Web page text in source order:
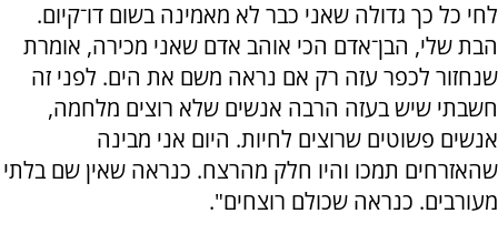
לחי כל כך גדולה שאני כבר לא מאמינה בשום דו־קיום.
הבת שלי, הבן־אדם הכי אוהב אדם שאני מכירה, אומרת
שנחזור לכפר עזה רק אם נראה משם את הים. לפני זה
חשבתי שיש בעזה הרבה אנשים שלא רוצים מלחמה,
אנשים פשוטים שרוצים לחיות. היום אני מבינה
שהאזרחים תמכו והיו חלק מהרצח. כנראה שאין שם בלתי
מעורבים. כנראה שכולם רוצחים".